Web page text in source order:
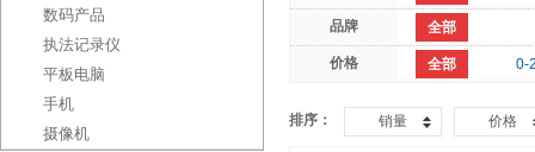
数码产品
执法记录仪
平板电脑
手机
摄像机
品牌 全部
价格 全部 0-
排序： 销量 价格